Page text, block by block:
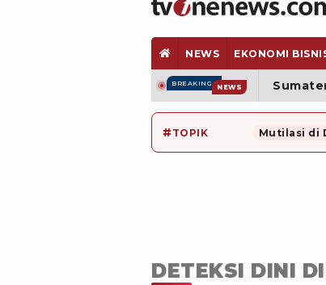
NEWS EKONOMI
BREAKING NEWS
# TOPIK Mutilasi di
DETEKSI DINI